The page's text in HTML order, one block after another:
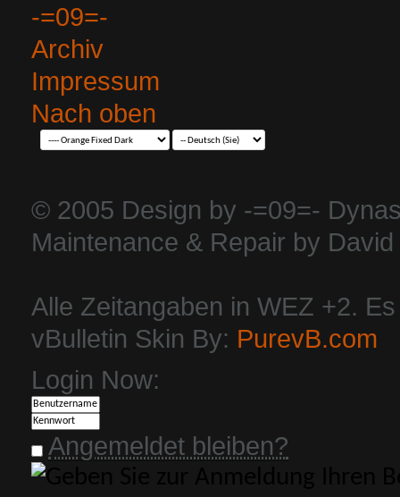
-=09=-
Archiv
Impressum
Nach oben
© 2005 Design by -=09=-
Maintenance & Repair by
Alle Zeitangaben in WEZ +2.
vBulletin Skin By: PurevB.com
Login Now:
Angemeldet bleiben?